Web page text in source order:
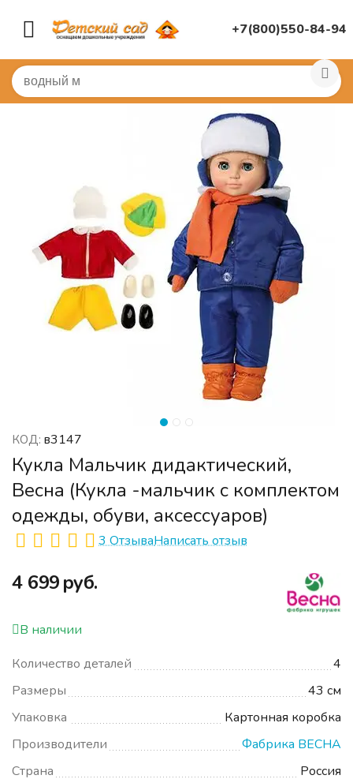
+7(800)550-84-94
Главная / ИГРУШКИ ДЛЯ ДЕТСКОГО САДА Куклы,
КОД: в3147
Кукла Мальчик дидактический,
Весна (Кукла -мальчик с комплектом
одежды, обуви, аксессуаров)
3 ОтзываНаписать отзыв
‍4 699‍руб.
В наличии
Количество деталей
4
Размеры
43 см
Упаковка
Картонная коробка
Производители
Фабрика ВЕСНА
Страна
Россия